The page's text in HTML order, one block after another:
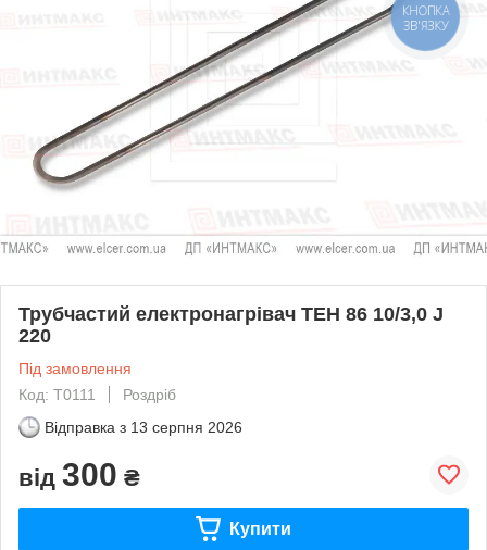
Трубчастий електронагрівач ТЕН 86 10/3,0 J
220
Під замовлення
Код: T0111
Роздріб
Відправка з 13 серпня 2026
від 300 ₴
Купити
КНОПКА
ЗВ'ЯЗКУ